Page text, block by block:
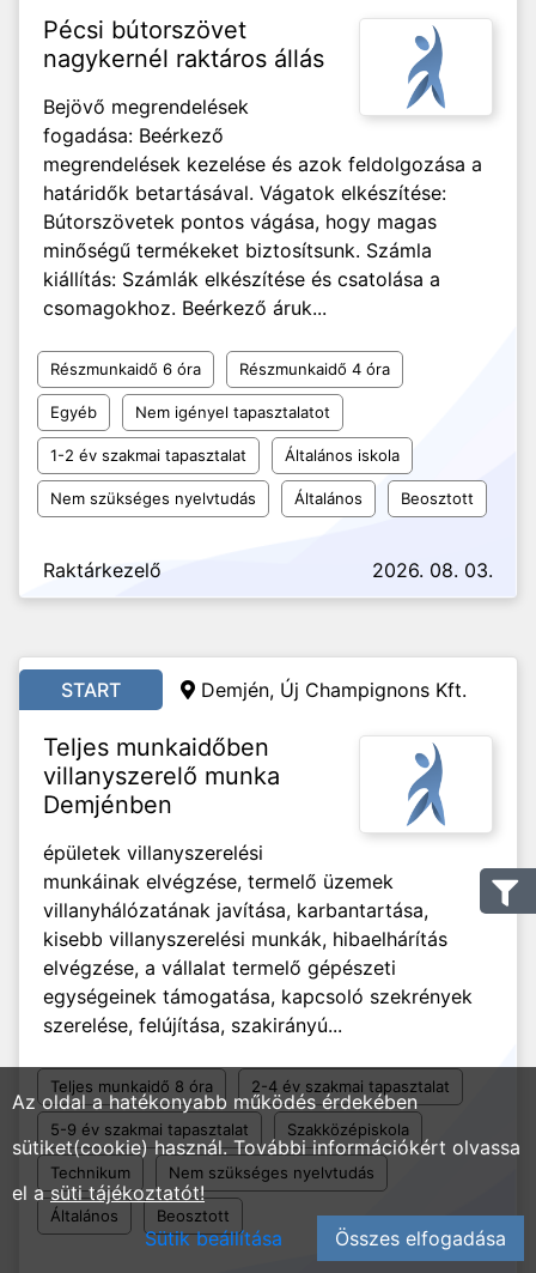
Pécsi bútorszövet
nagykernél raktáros állás
Bejövő megrendelések
fogadása: Beérkező
megrendelések kezelése és azok feldolgozása a
határidők betartásával. Vágatok elkészítése:
Bútorszövetek pontos vágása, hogy magas
minőségű termékeket biztosítsunk. Számla
kiállítás: Számlák elkészítése és csatolása a
csomagokhoz. Beérkező áruk...
Részmunkaidő 6 óra Részmunkaidő 4 óra
Egyéb Nem igényel tapasztalatot
1-2 év szakmai tapasztalat Általános iskola
Nem szükséges nyelvtudás Általános Beosztott
Raktárkezelő 2026. 08. 03.
START Demjén, Új Champignons Kft.
Teljes munkaidőben
villanyszerelő munka
Demjénben
épületek villanyszerelési
munkáinak elvégzése, termelő üzemek
villanyhálózatának javítása, karbantartása,
kisebb villanyszerelési munkák, hibaelhárítás
elvégzése, a vállalat termelő gépészeti
egységeinek támogatása, kapcsoló szekrények
szerelése, felújítása, szakirányú...
Teljes munkaidő 8 óra 2-4 év szakmai tapasztalat
5-9 év szakmai tapasztalat Szakközépiskola
Technikum Nem szükséges nyelvtudás
Általános Beosztott
Az oldal a hatékonyabb működés érdekében
sütiket(cookie) használ. További információkért olvassa
el asüti tájékoztatót!
Sütik beállítása
Összes elfogadása